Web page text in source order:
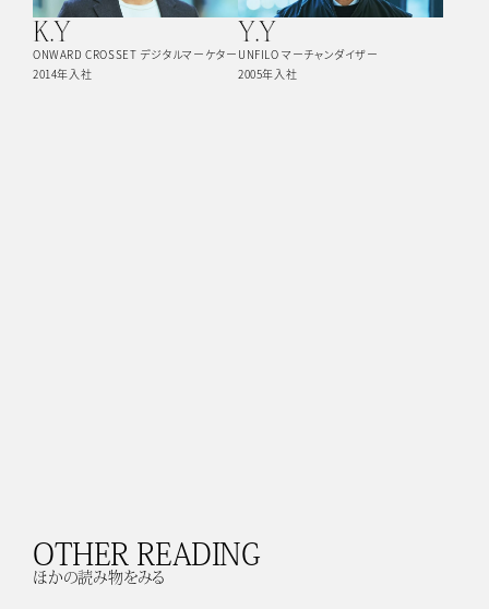
K.Y
ONWARD CROSSET デジタルマーケター
2014年入社
Y.Y
UNFILO マーチャンダイザー
2005年入社
OTHER READING
ほかの読み物をみる